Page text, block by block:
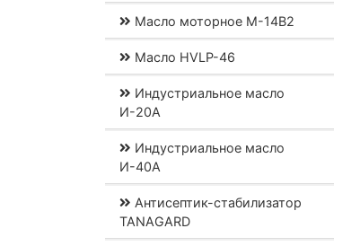
Масло моторное М-14В2
Масло HVLP-46
Индустриальное масло
И-20А
Индустриальное масло
И-40А
Антисептик-стабилизатор
TANAGARD